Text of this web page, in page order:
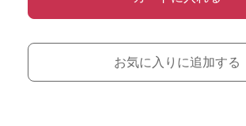
お気に入りに追加する